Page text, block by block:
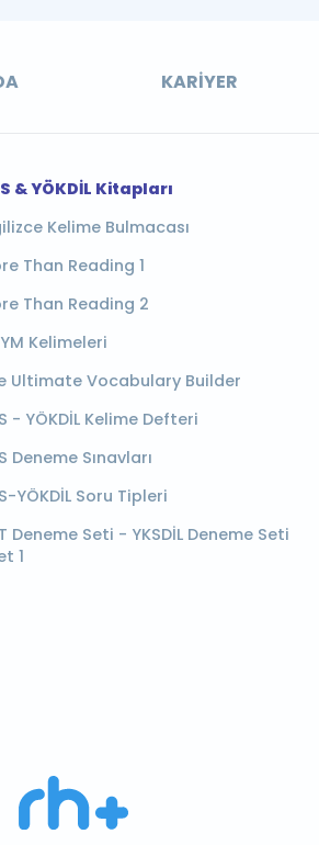
KARIYER
& YÖKDİL Kitapları
Kelime Bulmacası
Than Reading 1
Than Reading 2
Kelimeleri
Ultimate Vocabulary Builder
- YÖKDİL Kelime Defteri
Deneme Sınavları
YÖKDİL Soru Tipleri
Deneme Seti - YKSDİL Deneme Seti
1